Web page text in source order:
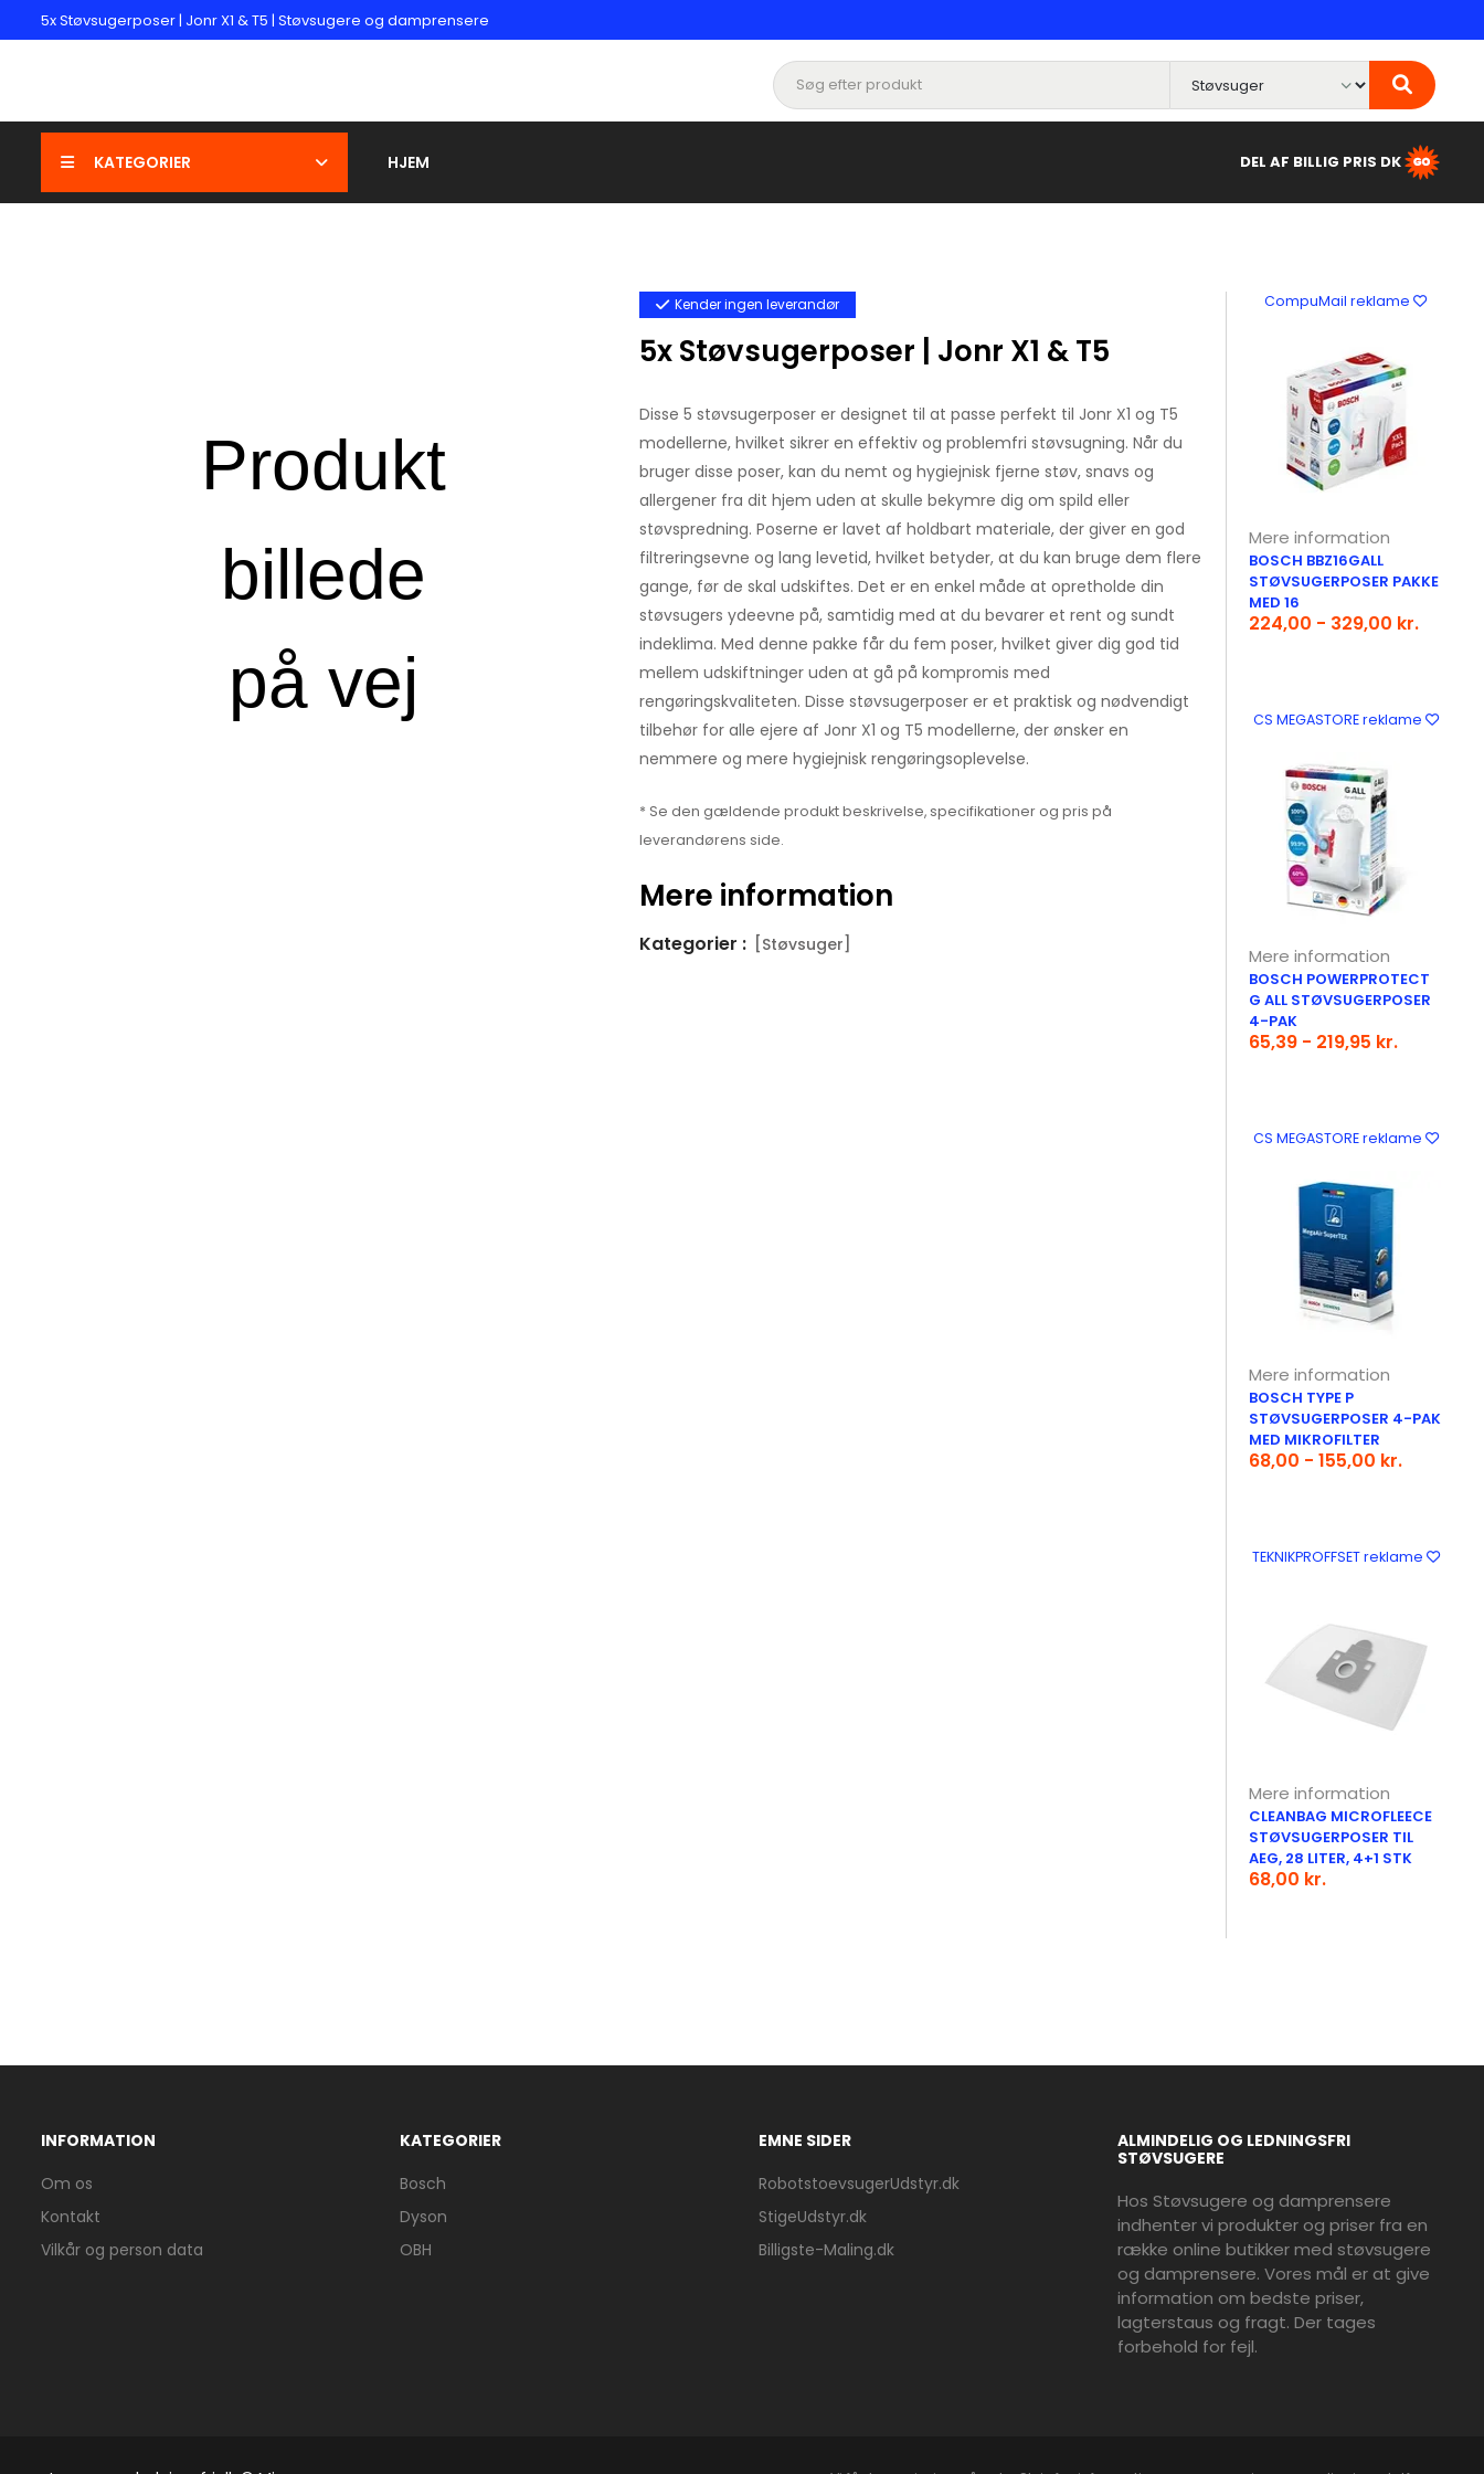
5x Støvsugerposer | Jonr X1 & T5 | Støvsugere og damprensere
KATEGORIER HJEM DEL AF BILLIG PRIS DK
Kender ingen leverandør
5x Støvsugerposer | Jonr X1 & T5
Disse 5 støvsugerposer er designet til at passe perfekt til Jonr X1 og T5
modellerne, hvilket sikrer en effektiv og problemfri støvsugning. Når du
bruger disse poser, kan du nemt og hygiejnisk fjerne støv, snavs og
allergener fra dit hjem uden at skulle bekymre dig om spild eller
støvspredning. Poserne er lavet af holdbart materiale, der giver en god
filtreringsevne og lang levetid, hvilket betyder, at du kan bruge dem flere
gange, før de skal udskiftes. Det er en enkel måde at opretholde din
støvsugers ydeevne på, samtidig med at du bevarer et rent og sundt
indeklima. Med denne pakke får du fem poser, hvilket giver dig god tid
mellem udskiftninger uden at gå på kompromis med
rengøringskvaliteten. Disse støvsugerposer er et praktisk og nødvendigt
tilbehør for alle ejere af Jonr X1 og T5 modellerne, der ønsker en
nemmere og mere hygiejnisk rengøringsoplevelse.
* Se den gældende produkt beskrivelse, specifikationer og pris på
leverandørens side.
Mere information
Kategorier : [Støvsuger]
CompuMail reklame
Mere information
BOSCH BBZ16GALL
STØVSUGERPOSER PAKKE
MED 16
224,00 - 329,00 kr.
CS MEGASTORE reklame
Mere information
BOSCH POWERPROTECT
G ALL STØVSUGERPOSER
4-PAK
65,39 - 219,95 kr.
CS MEGASTORE reklame
Mere information
BOSCH TYPE P
STØVSUGERPOSER 4-PAK
MED MIKROFILTER
68,00 - 155,00 kr.
TEKNIKPROFFSET reklame
Mere information
CLEANBAG MICROFLEECE
STØVSUGERPOSER TIL
AEG, 28 LITER, 4+1 STK
68,00 kr.
INFORMATION
Om os
Kontakt
Vilkår og person data
KATEGORIER
Bosch
Dyson
OBH
EMNE SIDER
RobotstoevsugerUdstyr.dk
StigeUdstyr.dk
Billigste-Maling.dk
ALMINDELIG OG LEDNINGSFRI
STØVSUGERE
Hos Støvsugere og damprensere
indhenter vi produkter og priser fra en
række online butikker med støvsugere
og damprensere. Vores mål er at give
information om bedste priser,
lagterstaus og fragt. Der tages
forbehold for fejl.